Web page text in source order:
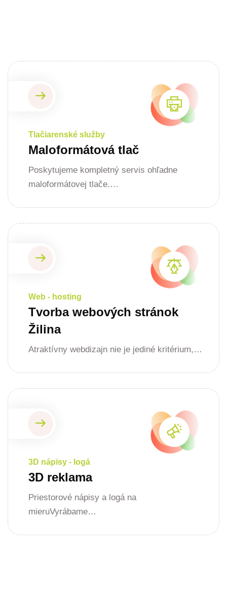
Tlačiarenské služby
Maloformátová tlač
Poskytujeme kompletný servis ohľadne
maloformátovej tlače.…
Web - hosting
Tvorba webových stránok
Žilina
Atraktívny webdizajn nie je jediné kritérium,…
3D nápisy - logá
3D reklama
Priestorové nápisy a logá na
mieruVyrábame…